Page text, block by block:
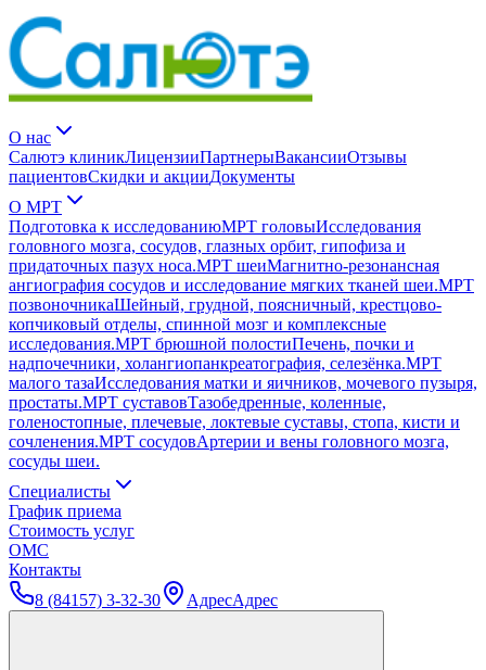
О нас
Салютэ клиникЛицензииПартнерыВакансииОтзывы
пациентовСкидки и акцииДокументы
О МРТ
Подготовка к исследованиюМРТ головыИсследования
головного мозга, сосудов, глазных орбит, гипофиза и
придаточных пазух носа.МРТ шеиМагнитно-резонансная
ангиография сосудов и исследование мягких тканей шеи.МРТ
позвоночникаШейный, грудной, поясничный, крестцово-
копчиковый отделы, спинной мозг и комплексные
исследования.МРТ брюшной полостиПечень, почки и
надпочечники, холангиопанкреатография, селезёнка.МРТ
малого тазаИсследования матки и яичников, мочевого пузыря,
простаты.МРТ суставовТазобедренные, коленные,
голеностопные, плечевые, локтевые суставы, стопа, кисти и
сочленения.МРТ сосудовАртерии и вены головного мозга,
сосуды шеи.
Специалисты
График приема
Стоимость услуг
ОМС
Контакты
8 (84157) 3-32-30
АдресАдрес